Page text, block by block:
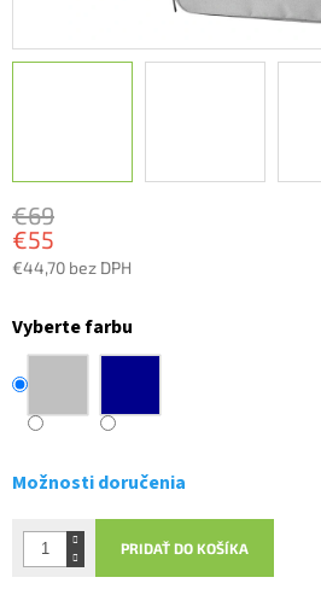
€69
€55
€44,70 bez DPH
cena:
Vyberte farbu
Možnosti doručenia
PRIDAŤ DO KOŠÍKA